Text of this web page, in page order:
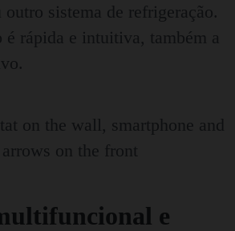
sistema de refrigeração.
é rápida e intuitiva, também a
e